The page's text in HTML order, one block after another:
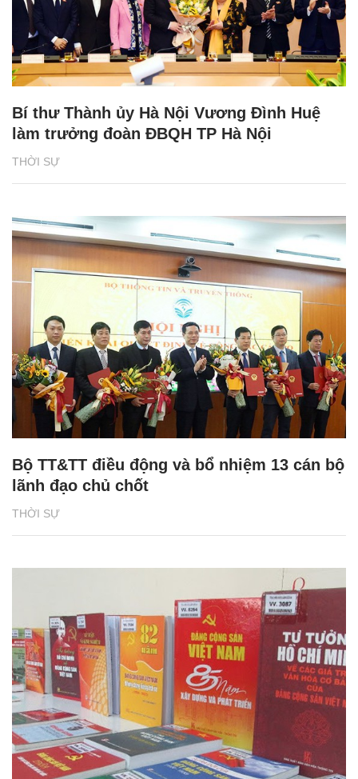
THỜI SỰ
Bí thư Thành ủy Hà Nội Vương Đình Huệ
làm trưởng đoàn ĐBQH TP Hà Nội
THỜI SỰ
Bộ TT&TT điều động và bổ nhiệm 13 cán bộ
lãnh đạo chủ chốt